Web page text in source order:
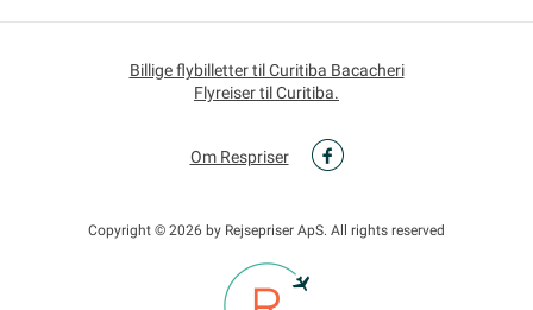
Billige flybilletter til Curitiba Bacacheri
Flyreiser til Curitiba.
Om Respriser
Copyright © 2026 by Rejsepriser ApS. All rights reserved